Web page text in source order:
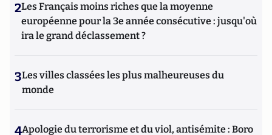
2Les Français moins riches que la moyenne
européenne pour la 3e année consécutive : jusqu'où
ira le grand déclassement ?
3Les villes classées les plus malheureuses du
monde
4Apologie du terrorisme et du viol, antisémite : Boro